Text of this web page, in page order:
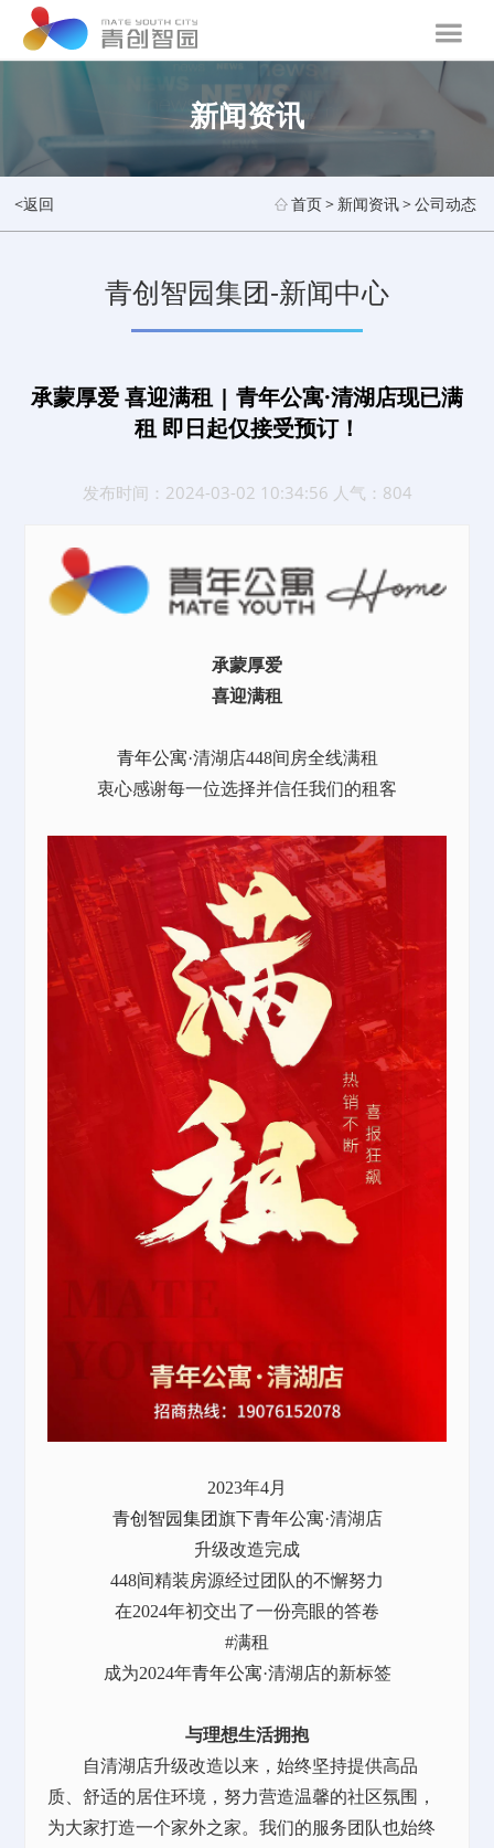
新闻资讯
<返回 首页> 新闻资讯>公司动态
青创智园集团-新闻中心
承蒙厚爱 喜迎满租 | 青年公寓·清湖店现已满
租 即日起仅接受预订！
发布时间：2024-03-02 10:34:56 人气：804
承蒙厚爱
喜迎满租
青年公寓·清湖店448间房全线满租
衷心感谢每一位选择并信任我们的租客
2023年4月
青创智园集团旗下青年公寓·清湖店
升级改造完成
448间精装房源经过团队的不懈努力
在2024年初交出了一份亮眼的答卷
#满租
成为2024年青年公寓·清湖店的新标签
与理想生活拥抱
自清湖店升级改造以来，始终坚持提供高品
质、舒适的居住环境，努力营造温馨的社区氛围，
为大家打造一个家外之家。我们的服务团队也始终